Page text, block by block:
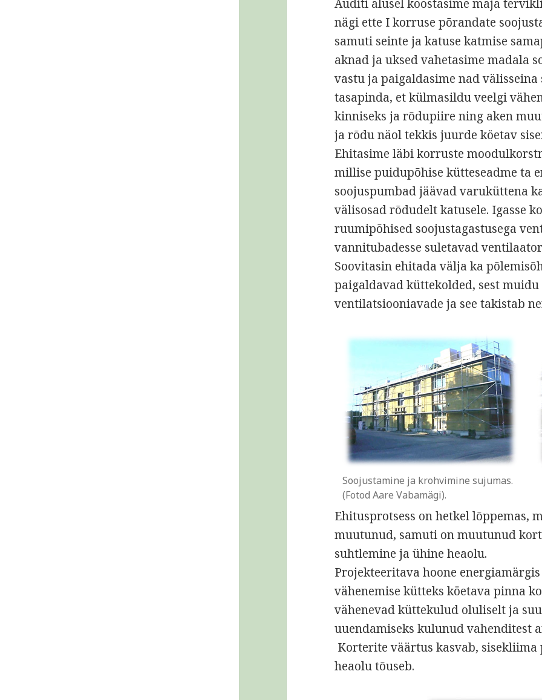
Auditi alusel koostasime maja
nägi ette I korruse põrandate
samuti seinte ja katuse katmise
aknad ja uksed vahetasime madala
vastu ja paigaldasime nad välisseina
tasapinda, et külmasildu veelgi
kinniseks ja rõdupiire ning aken
ja rõdu näol tekkis juurde köetav
Ehitasime läbi korruste
millise puidupõhise kütteseadme ta
soojuspumbad jäävad varuküttena
välisosad rõdudelt katusele. Igasse
ruumipõhised soojustagastusega
vannitubadesse suletavad
Soovitasin ehitada välja ka
paigaldavad küttekolded, sest
ventilatsiooniavade ja see takistab
Soojustamine ja krohvimine sujumas.
(Fotod Aare Vabamägi).
Ehitusprotsess on hetkel lõppemas,
muutunud, samuti on muutunud
suhtlemine ja ühine heaolu.
Projekteeritava hoone
vähenemise kütteks köetava pinna
vähenevad küttekulud oluliselt ja
uuendamiseks kulunud vahenditest
Korterite väärtus kasvab,
heaolu tõuseb.